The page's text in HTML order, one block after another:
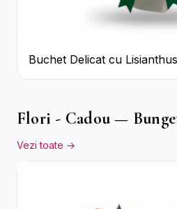
Buchet Delicat cu
Roz
Flori - Cadou —
Vezi toate →